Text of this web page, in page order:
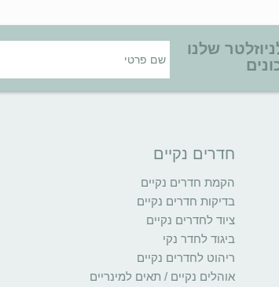
שלנו
חדרים נקיים
הקמת חדרים נקיים
בדיקות חדרים נקיים
ציוד לחדרים נקיים
ביגוד לחדר נקי
ריהוט לחדרים נקיים
אוהלים נקיים / תאים למינריים